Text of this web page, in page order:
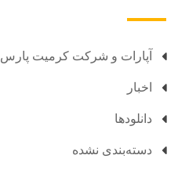
آپارات و شرکت کرمیت پارس
اخبار
دانلودها
دسته‌بندی نشده